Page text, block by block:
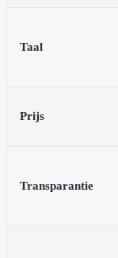
Taal
Prijs
Transparantie